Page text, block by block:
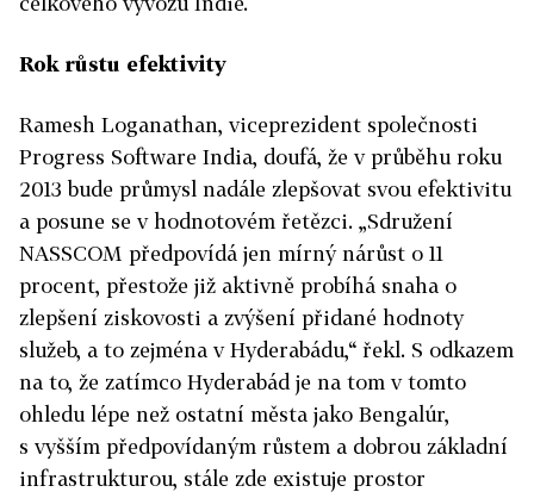
Rok růstu efektivity
Ramesh Loganathan, viceprezident společnosti
Progress Software India, doufá, že v průběhu roku
2013 bude průmysl nadále zlepšovat svou efektivitu
a posune se v hodnotovém řetězci. „Sdružení
NASSCOM předpovídá jen mírný nárůst o 11
procent, přestože již aktivně probíhá snaha o
zlepšení ziskovosti a zvýšení přidané hodnoty
služeb, a to zejména v Hyderabádu,“ řekl. S odkazem
na to, že zatímco Hyderabád je na tom v tomto
ohledu lépe než ostatní města jako Bengalúr,
s vyšším předpovídaným růstem a dobrou základní
infrastrukturou, stále zde existuje prostor